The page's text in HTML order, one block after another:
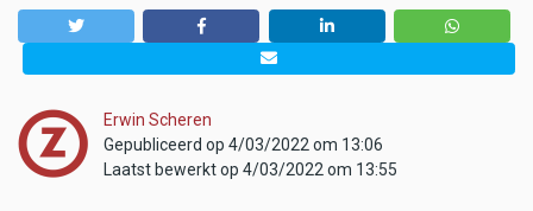
Erwin Scheren
Gepubliceerd op 4/03/2022 om 13:06
Laatst bewerkt op 4/03/2022 om 13:55